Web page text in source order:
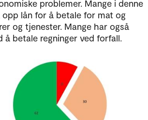
problemer. Mange i denne
lån for å betale for mat og
og tjenester. Mange har også
å betale regninger ved forfall.